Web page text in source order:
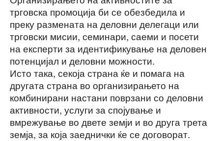
трговска промоција би се обезбедила и
преку размената на деловни делегаци или
трговски мисии, семинари, саеми и посети
на експерти за идентификување на деловен
потенцијал и деловни можности.
Исто така, секоја страна ќе и помага на
другата страна во организирањето на
комбинирани настани поврзани со деловни
активности, услуги за спојување и
вмрежување во двете земји и во друга трета
земја, за која заеднички ќе се договорат.